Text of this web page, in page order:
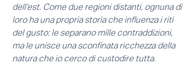
dell’est. Come due regioni distanti, ognuna di
loro ha una propria storia che influenza i riti
del gusto: le separano mille contraddizioni,
ma le unisce una sconfinata ricchezza della
natura che io cerco di custodire tutta,